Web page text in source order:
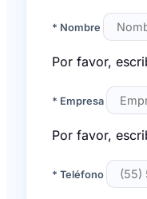
* Nombre
Por favor,
* Empresa
Por favor,
* Teléfono